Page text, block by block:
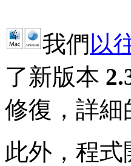
我們以
了新版本
修復，詳
此外，程式